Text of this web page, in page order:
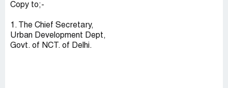
Copy to;-
1. The Chief Secretary,
Urban Development Dept,
Govt. of NCT. of Delhi.